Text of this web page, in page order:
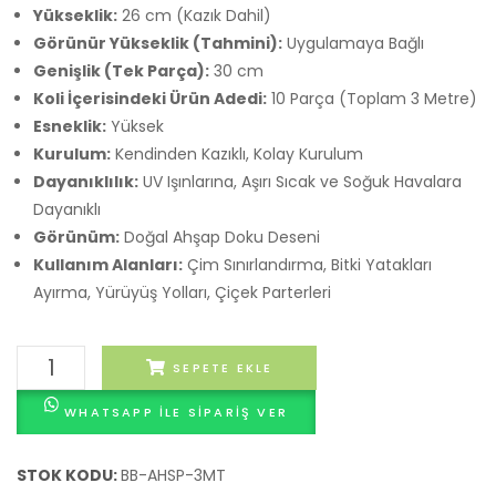
Yükseklik: 26 cm (Kazık Dahil)
Görünür Yükseklik (Tahmini): Uygulamaya Bağlı
Genişlik (Tek Parça): 30 cm
Koli İçerisindeki Ürün Adedi: 10 Parça (Toplam 3 Metre)
Esneklik: Yüksek
Kurulum: Kendinden Kazıklı, Kolay Kurulum
Dayanıklılık: UV Işınlarına, Aşırı Sıcak ve Soğuk Havalara
Dayanıklı
Görünüm: Doğal Ahşap Doku Deseni
Kullanım Alanları: Çim Sınırlandırma, Bitki Yatakları
Ayırma, Yürüyüş Yolları, Çiçek Parterleri
Ahşap
Görünümlü
Esnek
Bordürü
SEPETE EKLE
WHATSAPP ILE SIPARIŞ VER
STOK KODU:BB-AHSP-3MT